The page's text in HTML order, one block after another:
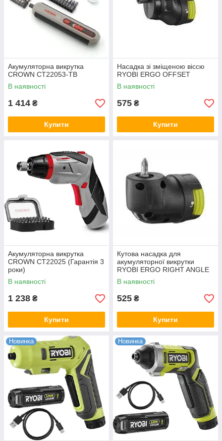
Акумуляторна викрутка
CROWN CT22053-TB
В наявності
1 414 ₴
Купити
Насадка зі зміщеною віссю
RYOBI ERGO OFFSET
В наявності
575 ₴
Купити
Акумуляторна викрутка
CROWN CT22025 (Гарантія 3
роки)
В наявності
1 238 ₴
Купити
Кутова насадка для
акумуляторної викрутки
RYOBI ERGO RIGHT ANGLE
В наявності
525 ₴
Купити
Новинка Новинка